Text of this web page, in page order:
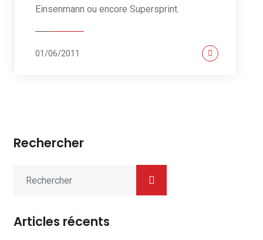
Einsenmann ou encore Supersprint.
01/06/2011
Rechercher
Articles récents